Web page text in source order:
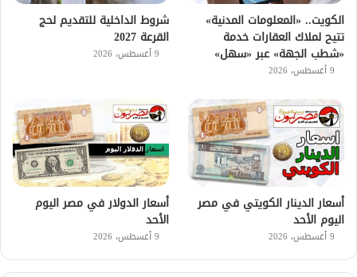
الكويت.. «المعلومات المدنية»
تتيح لملاك العقارات خدمة
«شطب الجهة» عبر «سهل»
9 أغسطس، 2026
شروط الداخلية للتقديم لحج
القرعة 2027
9 أغسطس، 2026
أسعار الدينار الكويتي في مصر
اليوم الأحد
9 أغسطس، 2026
أسعار الدولار في مصر اليوم
الأحد
9 أغسطس، 2026